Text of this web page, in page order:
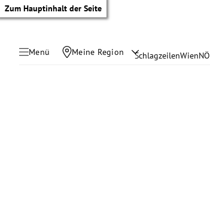
Zum Hauptinhalt der Seite
Menü Meine Region SchlagzeilenWienNÖ